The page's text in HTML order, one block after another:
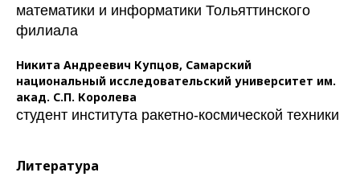
математики и информатики Тольяттинского
филиала
Никита Андреевич Купцов, Самарский
национальный исследовательский университет им.
акад. С.П. Королева
студент института ракетно-космической техники
Литература